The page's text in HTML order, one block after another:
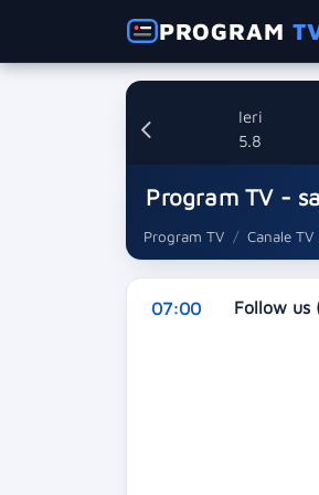
PROGRAM
Ieri
5.8
Program TV -
Program TV Canale TV
07:00 Follow us